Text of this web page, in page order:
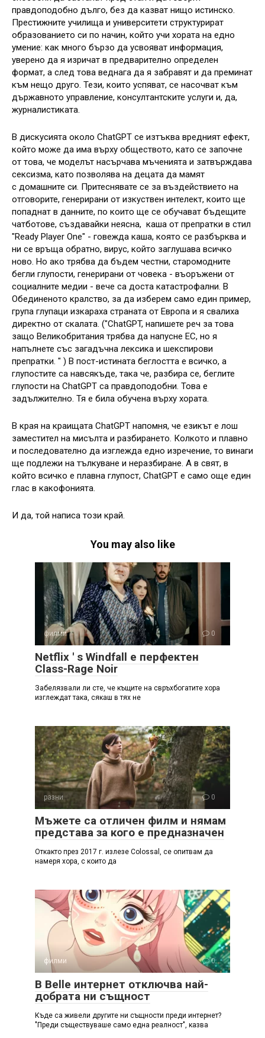
правдоподобно дълго, без да казват нищо истинско.
Престижните училища и университети структурират
образованието си по начин, който учи хората на едно
умение: как много бързо да усвояват информация,
уверено да я изричат в предварително определен
формат, а след това веднага да я забравят и да преминат
към нещо друго. Тези, които успяват, се насочват към
държавното управление, консултантските услуги и, да,
журналистиката.
В дискусията около ChatGPT се изтъква вредният ефект,
който може да има върху обществото, като се започне
от това, че моделът насърчава мъченията и затвърждава
сексизма, като позволява на децата да мамят
с домашните си. Притеснявате се за въздействието на
отговорите, генерирани от изкуствен интелект, които ще
попаднат в данните, по които ще се обучават бъдещите
чатботове, създавайки неясна, каша от препратки в стил
"Ready Player One" - говежда каша, която се разбърква и
ни се връща обратно, вирус, който заглушава всичко
ново. Но ако трябва да бъдем честни, старомодните
бегли глупости, генерирани от човека - въоръжени от
социалните медии - вече са доста катастрофални. В
Обединеното кралство, за да изберем само един пример,
група глупаци изкараха страната от Европа и я свалиха
директно от скалата. ("ChatGPT, напишете реч за това
защо Великобритания трябва да напусне ЕС, но я
напълнете със загадъчна лексика и шекспирови
препратки. " ) В пост-истината беглостта е всичко, а
глупостите са навсякъде, така че, разбира се, беглите
глупости на ChatGPT са правдоподобни. Това е
задължително. Тя е била обучена върху хората.
В края на краищата ChatGPT напомня, че езикът е лош
заместител на мисълта и разбирането. Колкото и плавно
и последователно да изглежда едно изречение, то винаги
ще подлежи на тълкуване и неразбиране. А в свят, в
който всичко е плавна глупост, ChatGPT е само още един
глас в какофонията.
И да, той написа този край.
You may also like
филми 0
Netflix ' s Windfall е перфектен
Class-Rage Noir
Забелязвали ли сте, че къщите на свръхбогатите хора
изглеждат така, сякаш в тях не
разни 0
Мъжете са отличен филм и нямам
представа за кого е предназначен
Откакто през 2017 г. излезе Colossal, се опитвам да
намеря хора, с които да
филми 0
В Belle интернет отключва най-
добрата ни същност
Къде са живели другите ни същности преди интернет?
"Преди съществуваше само една реалност", казва